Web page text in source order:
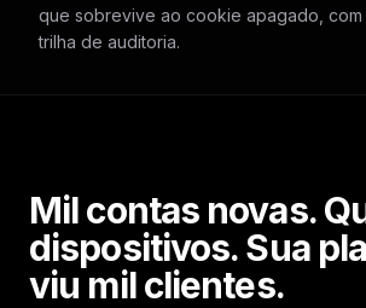
que sobrevive ao cookie apagado, com
trilha de auditoria.
Mil contas novas.
dispositivos. Sua
viu mil clientes.